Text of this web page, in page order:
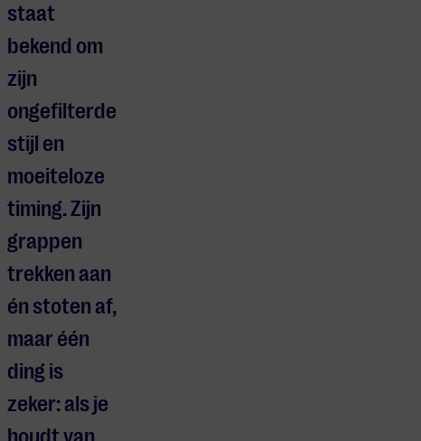
staat
bekend om
zijn
ongefilterde
stijl en
moeiteloze
timing. Zijn
grappen
trekken aan
én stoten af,
maar één
ding is
zeker: als je